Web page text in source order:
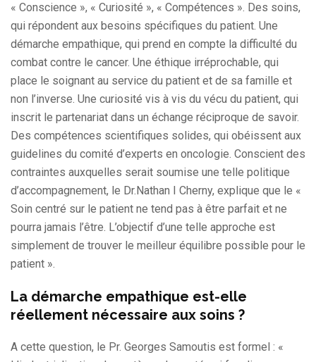
« Conscience », « Curiosité », « Compétences ». Des soins,
qui répondent aux besoins spécifiques du patient. Une
démarche empathique, qui prend en compte la difficulté du
combat contre le cancer. Une éthique irréprochable, qui
place le soignant au service du patient et de sa famille et
non l’inverse. Une curiosité vis à vis du vécu du patient, qui
inscrit le partenariat dans un échange réciproque de savoir.
Des compétences scientifiques solides, qui obéissent aux
guidelines du comité d’experts en oncologie. Conscient des
contraintes auxquelles serait soumise une telle politique
d’accompagnement, le Dr.Nathan I Cherny, explique que le «
Soin centré sur le patient ne tend pas à être parfait et ne
pourra jamais l’être. L’objectif d’une telle approche est
simplement de trouver le meilleur équilibre possible pour le
patient ».
La démarche empathique est-elle
réellement nécessaire aux soins ?
A cette question, le Pr. Georges Samoutis est formel : «